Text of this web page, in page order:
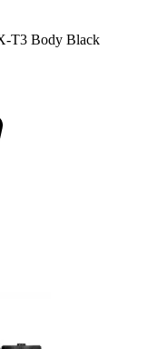
T3 Body Black